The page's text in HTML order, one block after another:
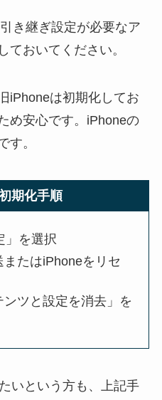
き継ぎ設定が必要なア
ておいてください。
iPhoneは初期化してお
め安心です。 iPhoneの
す。
期化手順
」を選択
またはiPhoneをリセ
ンツと設定を消去」を
いという方も、上記手